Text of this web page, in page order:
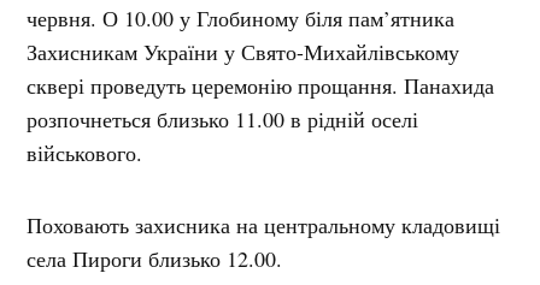
червня. О 10.00 у Глобиному біля пам’ятника
Захисникам України у Свято-Михайлівському
сквері проведуть церемонію прощання. Панахида
розпочнеться близько 11.00 в рідній оселі
військового.
Поховають захисника на центральному кладовищі
села Пироги близько 12.00.